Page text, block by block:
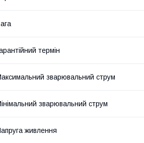
термін
зварювальний струм
зварювальний струм
живлення